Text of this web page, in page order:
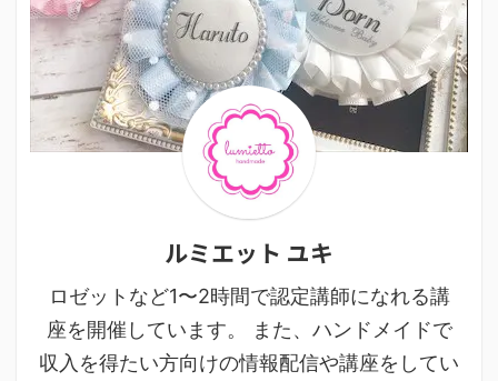
ルミエット ユキ
ロゼットなど1〜2時間で認定講師になれる講
座を開催しています。 また、ハンドメイドで
収入を得たい方向けの情報配信や講座をしてい